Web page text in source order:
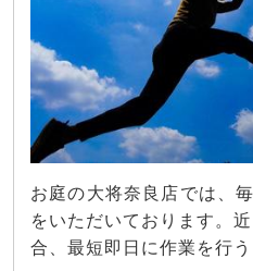
お庭の大将奈良店では、
をいただいております。
合、最短即日に作業を行う